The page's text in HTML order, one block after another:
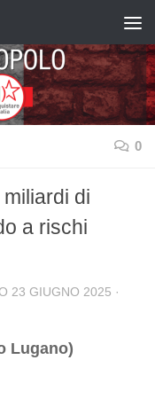
0
di
a rischi
23 GIUGNO 2025 ·
Lugano)